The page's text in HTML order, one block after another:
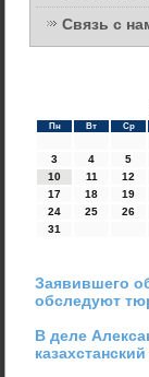
Связь с
Пн Вт Ср
3
4 5
10
11 12
17
18 19
24
25 26
31
Заявившего
обследуют
В деле